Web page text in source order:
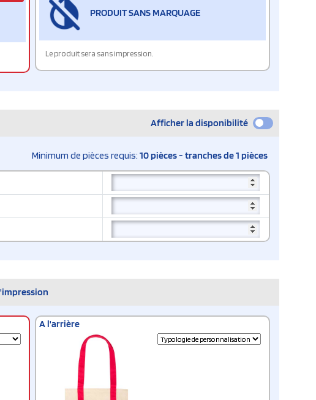
PRODUIT SANS MARQUAGE
Le produit sera sans impression.
Afficher la disponibilité
Minimum de pièces requis: 10 pièces - tranches de 1 pièces
A l'arrière